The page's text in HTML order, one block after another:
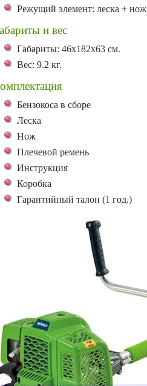
Режущий элемент: леска + нож
и вес
Габариты: 46х182х63 см.
Вес: 9.2 кг.
Бензокоса в сборе
Леска
Нож
Плечевой ремень
Инструкция
Коробка
Гарантийный талон (1 год.)